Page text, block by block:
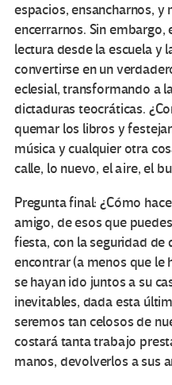
espacios, ensancharnos, y
encerrarnos. Sin
lectura desde la escuela y
convertirse en un
eclesial, transformando a
dictaduras teocráticas.
quemar los libros y
música y cualquier otra
calle, lo nuevo, el aire, el
Pregunta final: ¿Cómo
amigo, de esos que
fiesta, con la seguridad de
encontrar (a menos que le
se hayan ido juntos a su
inevitables, dada esta
seremos tan celosos de
costará tanta trabajo
manos, devolverlos a sus